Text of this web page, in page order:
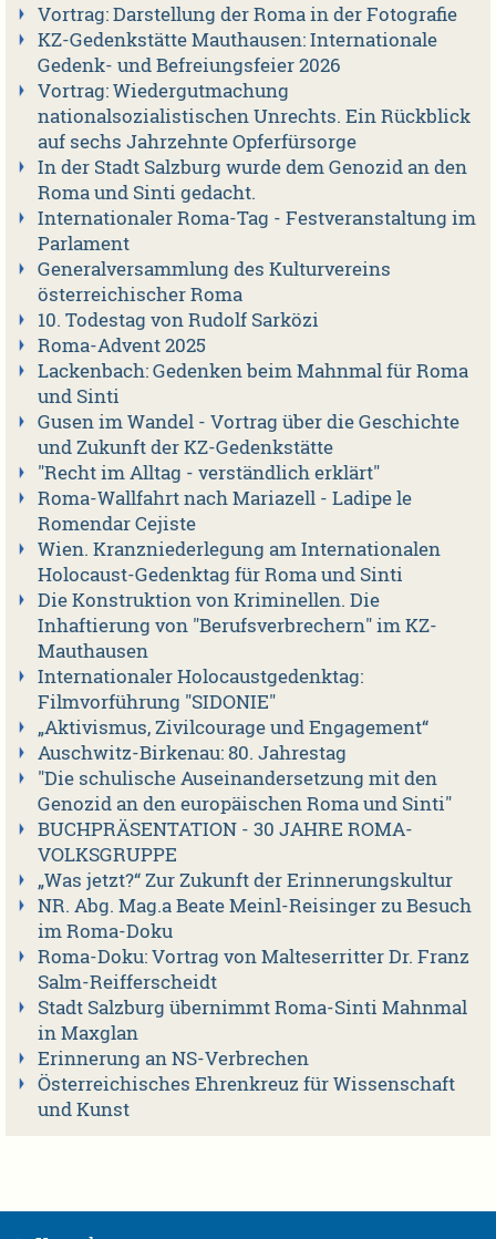
Vortrag: Darstellung der Roma in der Fotografie
KZ-Gedenkstätte Mauthausen: Internationale
Gedenk- und Befreiungsfeier 2026
Vortrag: Wiedergutmachung
nationalsozialistischen Unrechts. Ein Rückblick
auf sechs Jahrzehnte Opferfürsorge
In der Stadt Salzburg wurde dem Genozid an den
Roma und Sinti gedacht.
Internationaler Roma-Tag - Festveranstaltung im
Parlament
Generalversammlung des Kulturvereins
österreichischer Roma
10. Todestag von Rudolf Sarközi
Roma-Advent 2025
Lackenbach: Gedenken beim Mahnmal für Roma
und Sinti
Gusen im Wandel - Vortrag über die Geschichte
und Zukunft der KZ-Gedenkstätte
"Recht im Alltag - verständlich erklärt"
Roma-Wallfahrt nach Mariazell - Ladipe le
Romendar Cejiste
Wien. Kranzniederlegung am Internationalen
Holocaust-Gedenktag für Roma und Sinti
Die Konstruktion von Kriminellen. Die
Inhaftierung von "Berufsverbrechern" im KZ-
Mauthausen
Internationaler Holocaustgedenktag:
Filmvorführung "SIDONIE"
„Aktivismus, Zivilcourage und Engagement“
Auschwitz-Birkenau: 80. Jahrestag
"Die schulische Auseinandersetzung mit den
Genozid an den europäischen Roma und Sinti"
BUCHPRÄSENTATION - 30 JAHRE ROMA-
VOLKSGRUPPE
„Was jetzt?“ Zur Zukunft der Erinnerungskultur
NR. Abg. Mag.a Beate Meinl-Reisinger zu Besuch
im Roma-Doku
Roma-Doku: Vortrag von Malteserritter Dr. Franz
Salm-Reifferscheidt
Stadt Salzburg übernimmt Roma-Sinti Mahnmal
in Maxglan
Erinnerung an NS-Verbrechen
Österreichisches Ehrenkreuz für Wissenschaft
und Kunst